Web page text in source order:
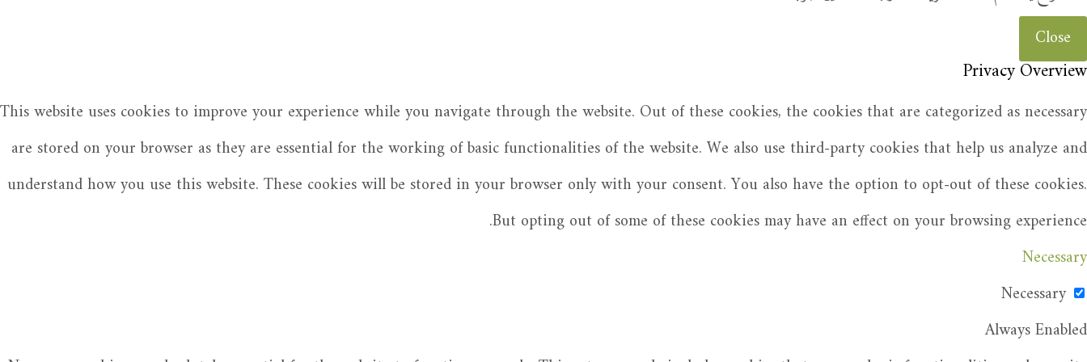
Close
Privacy Overview
This website uses cookies to improve your experience while you navigate through the website. Out of these cookies, the cookies that are categorized as necessary
are stored on your browser as they are essential for the working of basic functionalities of the website. We also use third-party cookies that help us analyze and
understand how you use this website. These cookies will be stored in your browser only with your consent. You also have the option to opt-out of these cookies.
But opting out of some of these cookies may have an effect on your browsing experience.
Necessary
Necessary
Always Enabled